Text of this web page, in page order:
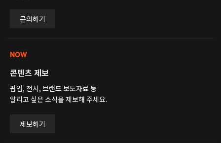
문의하기
NOW
콘텐츠 제보
팝업, 전시, 브랜드 보도자료 등
알리고 싶은 소식을 제보해 주세요.
제보하기